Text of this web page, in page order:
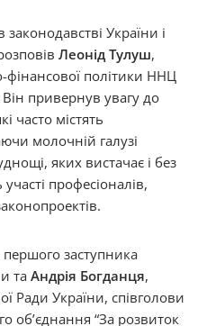
України і
Леонід Тулуш,
фінансової політики ННЦ
Він привернув увагу до
часто містять
молочній галузі
яких вистачає і без
професіоналів,
першого заступника
та Андрія Богданця,
Ради України, співголови
об’єднання “За розвиток